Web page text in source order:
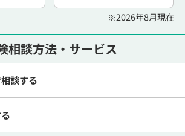
相談方法・サービス
談する
※2026年8月現在